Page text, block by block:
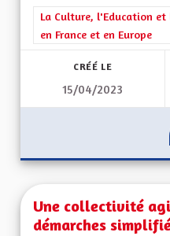
Filtrer les résultats de la
La Culture, l'Education
en France et en Europe
CRÉÉ LE
15/04/2023
Une collectivité
démarches